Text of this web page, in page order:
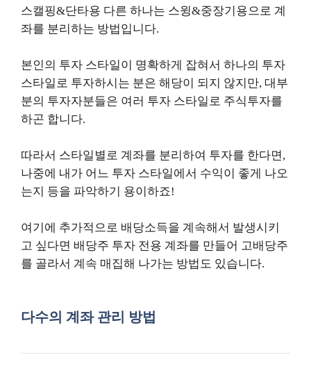
스캘핑&단타용 다른 하나는 스윙&중장기용으로 계
좌를 분리하는 방법입니다.
본인의 투자 스타일이 명확하게 잡혀서 하나의 투자
스타일로 투자하시는 분은 해당이 되지 않지만, 대부
분의 투자자분들은 여러 투자 스타일로 주식투자를
하곤 합니다.
따라서 스타일별로 계좌를 분리하여 투자를 한다면,
나중에 내가 어느 투자 스타일에서 수익이 좋게 나오
는지 등을 파악하기 용이하죠!
여기에 추가적으로 배당소득을 계속해서 발생시키
고 싶다면 배당주 투자 전용 계좌를 만들어 고배당주
를 골라서 계속 매집해 나가는 방법도 있습니다.
다수의 계좌 관리 방법